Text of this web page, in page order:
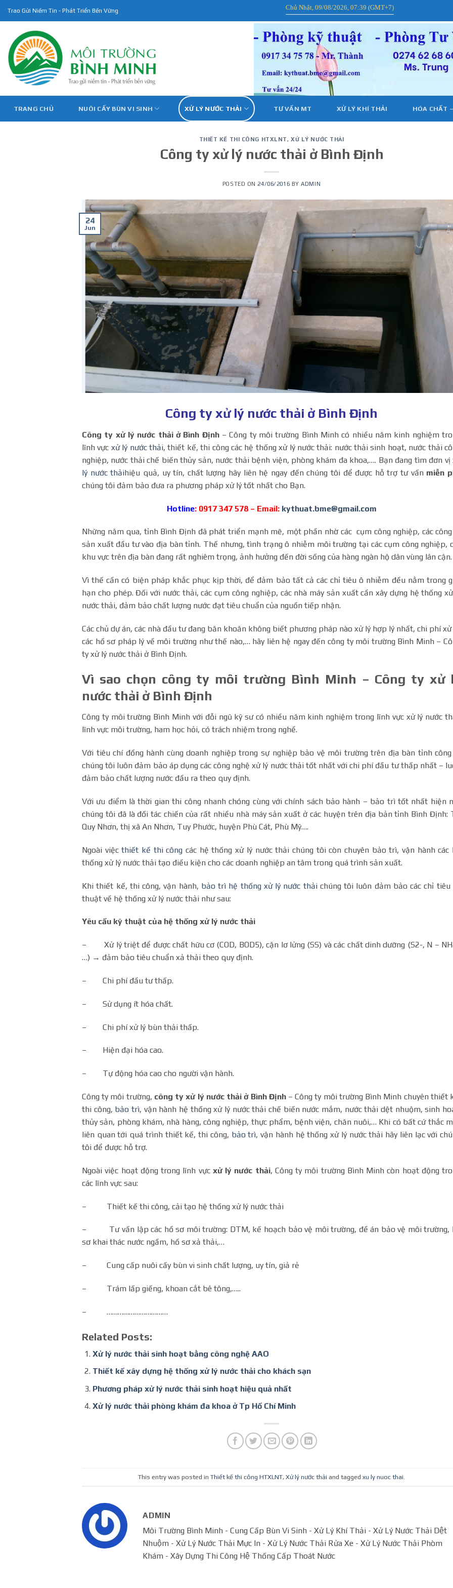
content
Trao Gửi Niềm Tin - Phát Triển Bền Vững Chủ Nhật, 09/08/2026, 07:39 (GMT+7)
TRANG CHỦ NUÔI CẤY BÙN VI SINH XỬ LÝ NƯỚC THẢI TƯ VẤN MT XỬ LÝ KHÍ THẢI HÓA CHẤT
THIẾT KẾ THI CÔNG HTXLNT,XỬ LÝ NƯỚC THẢI
Công ty xử lý nước thải ở Bình Định
POSTED ON 24/06/2016 BYADMIN
24
Jun
Công ty xử lý nước thải ở Bình Định
Công ty xử lý nước thải ở Bình Định– Công ty môi trường Bình Minh có nhiều năm kinh nghiệm
lĩnh vực xử lý nước thải, thiết kế, thi công các hệ thống xử lý nước thải: nước thải sinh hoạt, nước thải
nghiệp, nước thải chế biến thủy sản, nước thải bệnh viện, phòng khám đa khoa,…. Bạn đang tìm đơn vị
lý nước thảihiệu quả, uy tín, chất lượng hãy liên hệ ngay đến chúng tôi để được hỗ trợ tư vấn miễn
chúng tôi đảm bảo đưa ra phương pháp xử lý tốt nhất cho Bạn.
Hotline: 0917 347 578 – Email: kythuat.bme@gmail.com
Những năm qua, tỉnh Bình Định đã phát triển mạnh mẽ, một phần nhờ các cụm công nghiệp, các
sản xuất đầu tư vào địa bàn tỉnh. Thế nhưng, tình trạng ô nhiễm môi trường tại các cụm công nghiệp,
khu vực trên địa bàn đang rất nghiêm trọng, ảnh hưởng đến đời sống của hàng ngàn hộ dân vùng lân cận.
Vì thế cần có biện pháp khắc phục kịp thời, để đảm bảo tất cả các chỉ tiêu ô nhiễm đều nằm trong
hạn cho phép. Đối với nước thải, các cụm công nghiệp, các nhà máy sản xuất cần xây dựng hệ thống
nước thải, đảm bảo chất lượng nước đạt tiêu chuẩn của nguồn tiếp nhận.
Các chủ dự án, các nhà đầu tư đang băn khoăn không biết phương pháp nào xử lý hợp lý nhất, chi phí xử
các hồ sơ pháp lý về môi trường như thế nào,… hãy liên hệ ngay đến công ty môi trường Bình Minh –
ty xử lý nước thải ở Bình Định.
Vì sao chọn công ty môi trường Bình Minh – Công ty xử
nước thải ở Bình Định
Công ty môi trường Bình Minh với đỗi ngũ kỹ sư có nhiều năm kinh nghiệm trong lĩnh vực xử lý nước
lĩnh vực môi trường, ham học hỏi, có trách nhiệm trong nghề.
Với tiêu chí đồng hành cùng doanh nghiệp trong sự nghiệp bảo vệ môi trường trên địa bàn tỉnh
chúng tôi luôn đảm bảo áp dụng các công nghệ xử lý nước thải tốt nhất với chi phí đầu tư thấp nhất –
đảm bảo chất lượng nước đầu ra theo quy định.
Với ưu điểm là thời gian thi công nhanh chóng cùng với chính sách bảo hành – bảo trì tốt nhất hiện
chúng tôi đã là đối tác chiến của rất nhiều nhà máy sản xuất ở các huyện trên địa bản tỉnh Bình Định:
Quy Nhơn, thị xã An Nhơn, Tuy Phước, huyện Phù Cát, Phù Mỹ….
Ngoài việcthiết kế thi công các hệ thống xử lý nước thải chúng tôi còn chuyên bảo trì, vận hành các
thống xử lý nước thải tạo điều kiện cho các doanh nghiệp an tâm trong quá trình sản xuất.
Khi thiết kế, thi công, vận hành, bảo trì hệ thống xử lý nước thảichúng tôi luôn đảm bảo các chỉ tiêu
thuật về hệ thống xử lý nước thải như sau:
Yêu cầu kỹ thuật của hệ thống xử lý nước thải
– Xử lý triệt để được chất hữu cơ (COD, BOD5), cặn lơ lửng (SS) và các chất dinh dưỡng (S2-, N –
…) → đảm bảo tiêu chuẩn xả thải theo quy định.
– Chi phí đầu tư thấp.
– Sử dụng ít hóa chất.
– Chi phí xử lý bùn thải thấp.
– Hiện đại hóa cao.
– Tự động hóa cao cho người vận hành.
Công ty môi trường, công ty xử lý nước thải ở Bình Định – Công ty môi trường Bình Minh chuyên thiết
thi công, bảo trì, vận hành hệ thống xử lý nước thải chế biến nước mắm, nước thải dệt nhuộm, sinh
thủy sản, phòng khám, nhà hàng, công nghiệp, thực phẩm, bệnh viện, chăn nuôi,… Khi có bất cứ thắc
liên quan tới quá trình thiết kế, thi công, bảo trì, vận hành hệ thống xử lý nước thải hãy liên lạc với
tôi để được hỗ trợ.
Ngoài việc hoạt động trong lĩnh vực xử lý nước thải, Công ty môi trường Bình Minh còn hoạt động
các lĩnh vực sau:
– Thiết kế thi công, cải tạo hệ thống xử lý nước thải
– Tư vấn lập các hồ sơ môi trường: DTM, kế hoạch bảo vệ môi trường, đề án bảo vệ môi trường,
sơ khai thác nước ngầm, hồ sơ xả thải,…
– Cung cấp nuôi cấy bùn vi sinh chất lượng, uy tín, giả rẻ
– Trám lấp giếng, khoan cắt bê tông,…..
– ……………………………
Related Posts:
Xử lý nước thải sinh hoạt bằng công nghệ AAO
Thiết kế xây dựng hệ thống xử lý nước thải cho khách sạn
Phương pháp xử lý nước thải sinh hoạt hiệu quả nhất
Xử lý nước thải phòng khám đa khoa ở Tp Hồ Chí Minh
This entry was posted in Thiết kế thi công HTXLNT, Xử lý nước thải and tagged xu ly nuoc thai
ADMIN
Môi Trường Bình Minh - Cung Cấp Bùn Vi Sinh - Xử Lý Khí Thải - Xử Lý Nước Thải Dệt
Nhuộm - Xử Lý Nước Thải Mực In - Xử Lý Nước Thải Rửa Xe - Xử Lý Nước Thải Phòm
Khám - Xây Dựng Thi Công Hệ Thống Cấp Thoát Nước